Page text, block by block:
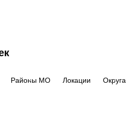
Районы МО Локации Округа